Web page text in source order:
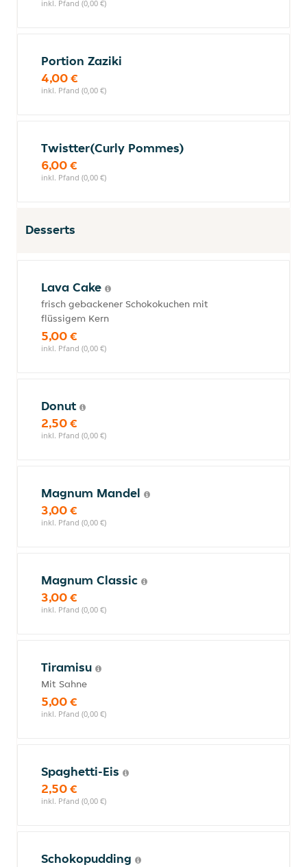
inkl. Pfand (0,00 €)
Portion Zaziki
4,00 €
inkl. Pfand (0,00 €)
Twistter(Curly Pommes)
6,00 €
inkl. Pfand (0,00 €)
Desserts
Lava Cake
frisch gebackener Schokokuchen mit
flüssigem Kern
5,00 €
inkl. Pfand (0,00 €)
Donut
2,50 €
inkl. Pfand (0,00 €)
Magnum Mandel
3,00 €
inkl. Pfand (0,00 €)
Magnum Classic
3,00 €
inkl. Pfand (0,00 €)
Tiramisu
Mit Sahne
5,00 €
inkl. Pfand (0,00 €)
Spaghetti-Eis
2,50 €
inkl. Pfand (0,00 €)
Schokopudding